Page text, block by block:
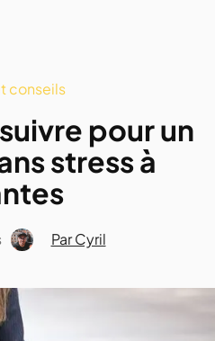
conseils
pour un
stress à
Par Cyril